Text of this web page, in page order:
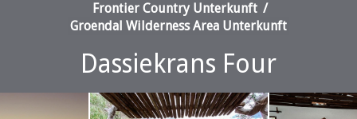
Frontier Country Unterkunft /
Groendal Wilderness Area Unterkunft
Dassiekrans Four